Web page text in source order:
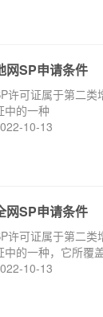
网SP申请条件
许可证属于第二
中的一种
10-13
网SP申请条件
许可证属于第二
中的一种，它所覆
容服务10-13